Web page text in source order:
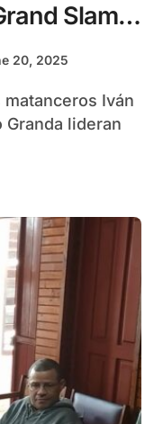
Slam
20, 2025
Granda lideran